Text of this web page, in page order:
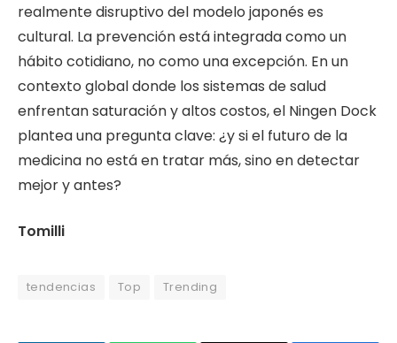
realmente disruptivo del modelo japonés es
cultural. La prevención está integrada como un
hábito cotidiano, no como una excepción. En un
contexto global donde los sistemas de salud
enfrentan saturación y altos costos, el Ningen Dock
plantea una pregunta clave: ¿y si el futuro de la
medicina no está en tratar más, sino en detectar
mejor y antes?
Tomilli
tendencias Top Trending